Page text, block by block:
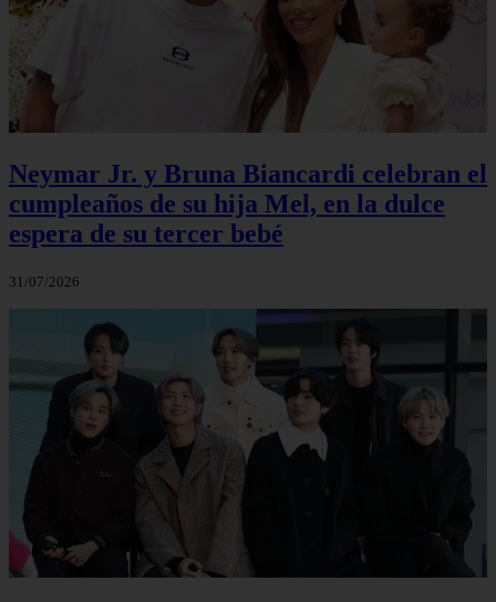
Neymar Jr. y Bruna Biancardi celebran el
cumpleaños de su hija Mel, en la dulce
espera de su tercer bebé
31/07/2026